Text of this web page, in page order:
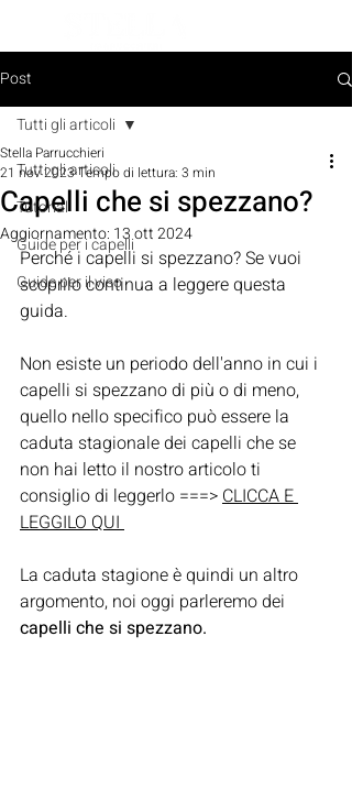
Post
Tutti gli articoli
Tutorial
Guide per i capelli
Guide per il viso
Tutti gli articoli
Capelli che si spezzano?
Stella Parrucchieri
21 nov 2023Tempo di lettura: 3 min
Aggiornamento: 13 ott 2024
Perché i capelli si spezzano? Se vuoi
scoprilo continua a leggere questa
guida.
Non esiste un periodo dell'anno in cui i
capelli si spezzano di più o di meno,
quello nello specifico può essere la
caduta stagionale dei capelli che se
non hai letto il nostro articolo ti
consiglio di leggerlo ===> CLICCA E
LEGGILO QUI
La caduta stagione è quindi un altro
argomento, noi oggi parleremo dei
capelli che si spezzano.